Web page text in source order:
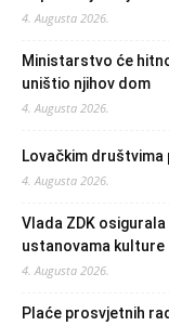
4. Augusta 2026.
Ministarstvo će
uništio njihov dom
4. Augusta 2026.
Lovačkim društvima
4. Augusta 2026.
Vlada ZDK
ustanovama kulture
4. Augusta 2026.
Plaće prosvjetnih